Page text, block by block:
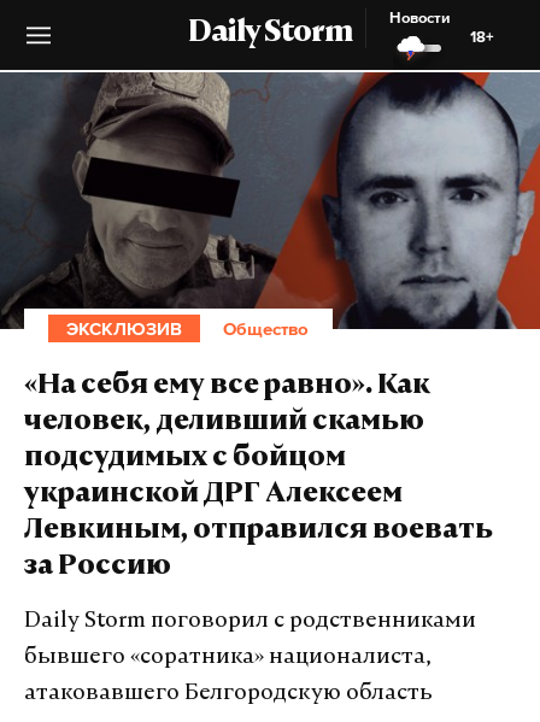
Daily Storm
Новости
18+
ЭКСКЛЮЗИВ Общество
«На себя ему все равно». Как
человек, деливший скамью
подсудимых с бойцом
украинской ДРГ Алексеем
Левкиным, отправился воевать
за Россию
Daily Storm поговорил с родственниками
бывшего «соратника» националиста,
атаковавшего Белгородскую область